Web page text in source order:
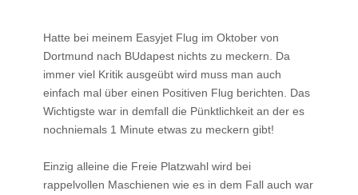
Hatte bei meinem Easyjet Flug im Oktober von
Dortmund nach BUdapest nichts zu meckern. Da
immer viel Kritik ausgeübt wird muss man auch
einfach mal über einen Positiven Flug berichten. Das
Wichtigste war in demfall die Pünktlichkeit an der es
nochniemals 1 Minute etwas zu meckern gibt!
Einzig alleine die Freie Platzwahl wird bei
rappelvollen Maschienen wie es in dem Fall auch war